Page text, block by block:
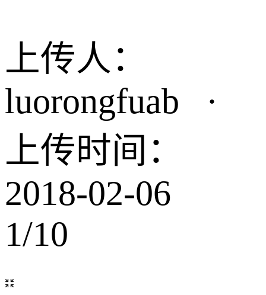
上传人：
luorongfuab ·
上传时间：
2018-02-06
1/10
